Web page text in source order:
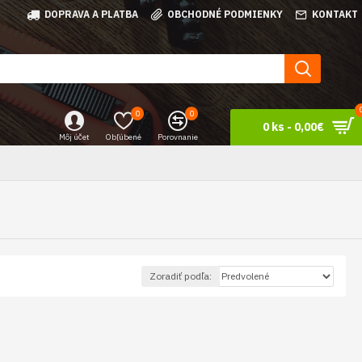
DOPRAVA A PLATBA OBCHODNÉ PODMIENKY KONTAKT
Môj účet Obľúbené
0
Porovnanie
0
0 ks - 0,00€
Zoradiť podľa: